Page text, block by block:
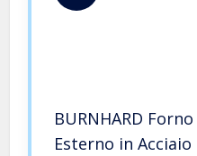
BURNHARD
Esterno in